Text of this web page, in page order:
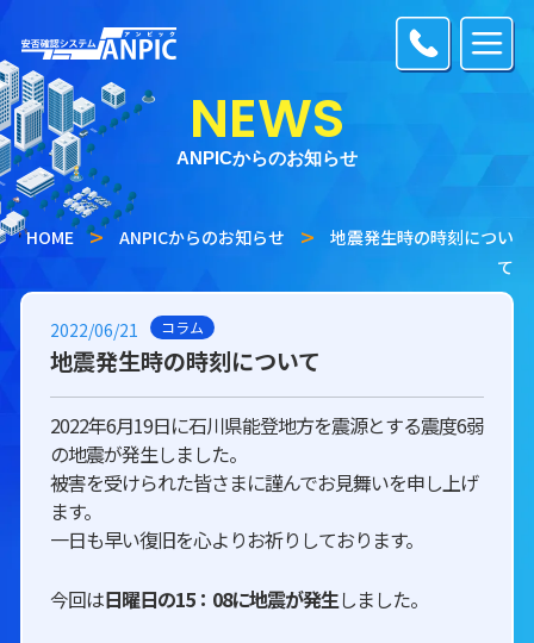
NEWS
ANPICからのお知らせ
HOME ANPICからのお知らせ
地震発生時の時刻につい
て
2022/06/21 コラム
地震発生時の時刻について
2022年6月19日に石川県能登地方を震源とする震度6弱
の地震が発生しました。
被害を受けられた皆さまに謹んでお見舞いを申し上げ
ます。
一日も早い復旧を心よりお祈りしております。
今回は日曜日の15：08に地震が発生しました。